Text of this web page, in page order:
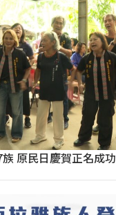
原民日慶賀正名成功